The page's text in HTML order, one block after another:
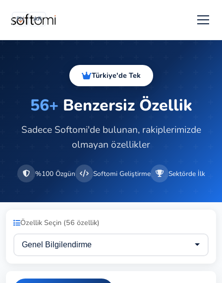
EN AR
Türkiye'de Tek
56+ Benzersiz Özellik
Sadece Softomi'de bulunan, rakiplerimizde
olmayan özellikler
%100 Özgün Softomi Geliştirme Sektörde İlk
Özellik Seçin (56 özellik)